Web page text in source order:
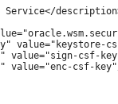
value="keystore-
value="sign-csf-
value="enc-csf-